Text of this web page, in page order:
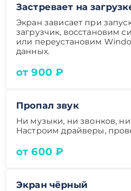
Застревает на
Экран зависает при
загрузчик, восстановим
или переустановим
данных.
от 900 ₽
Пропал звук
Ни музыки, ни звонков,
Настроим драйверы,
от 600 ₽
Экран чёрный